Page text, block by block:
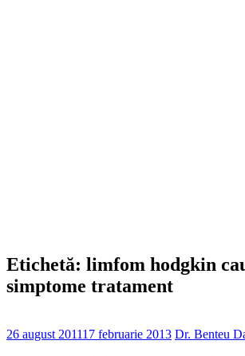
Etichetă: limfom hodgkin
simptome tratament
26 august 201117 februarie 2013 Dr. Benteu